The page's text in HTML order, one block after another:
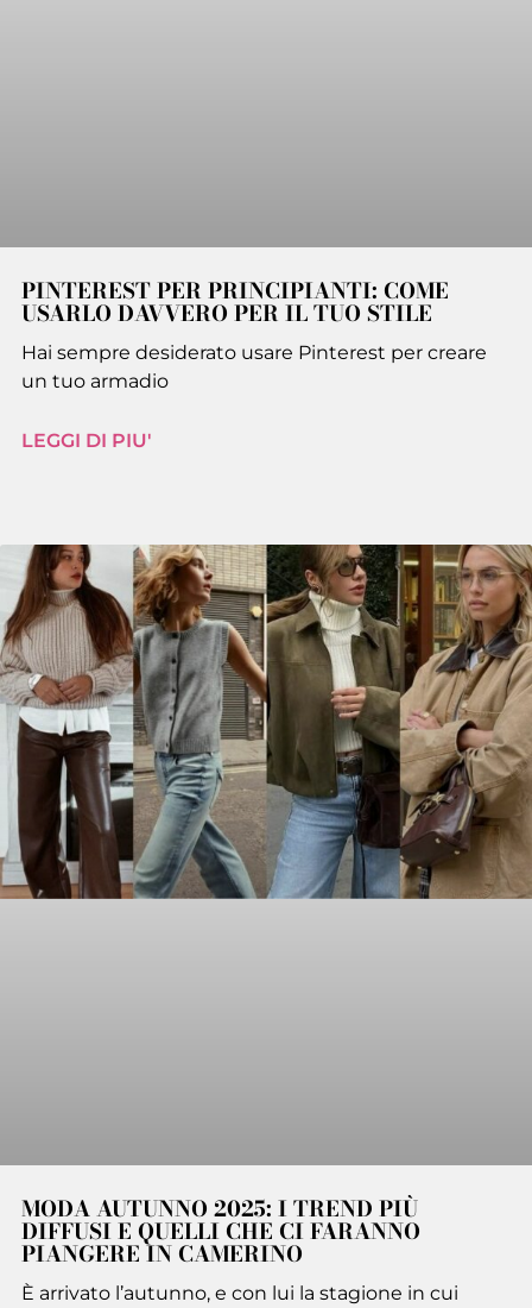
PINTEREST PER PRINCIPIANTI: COME
USARLO DAVVERO PER IL TUO STILE
Hai sempre desiderato usare Pinterest per creare
un tuo armadio
LEGGI DI PIU'
MODA AUTUNNO 2025: I TREND PIÙ
DIFFUSI E QUELLI CHE CI FARANNO
PIANGERE IN CAMERINO
È arrivato l’autunno, e con lui la stagione in cui